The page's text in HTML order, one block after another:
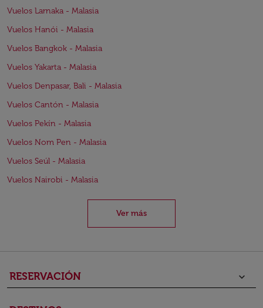
Vuelos Larnaka - Malasia
Vuelos Hanói - Malasia
Vuelos Bangkok - Malasia
Vuelos Yakarta - Malasia
Vuelos Denpasar, Bali - Malasia
Vuelos Cantón - Malasia
Vuelos Pekín - Malasia
Vuelos Nom Pen - Malasia
Vuelos Seúl - Malasia
Vuelos Nairobi - Malasia
Ver más
RESERVACIÓN keyboard_arrow_down